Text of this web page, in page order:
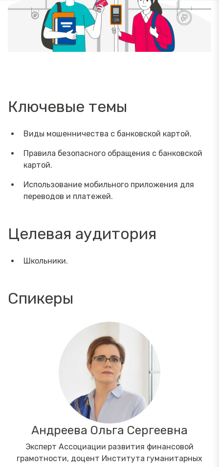
Ключевые темы
Виды мошенничества с банковской картой.
Правила безопасного обращения с банковской
картой.
Использование мобильного приложения для
переводов и платежей.
Целевая аудитория
Школьники.
Спикеры
Андреева Ольга Сергеевна
Эксперт Ассоциации развития финансовой
грамотности, доцент Института гуманитарных